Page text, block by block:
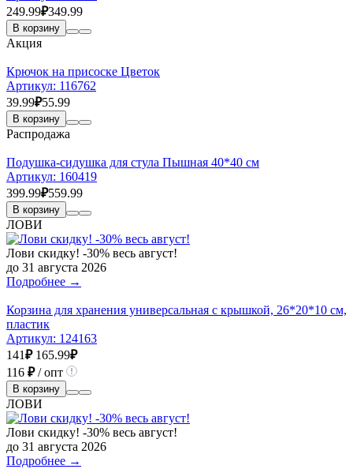
249.99₽349.99
В корзину
Акция
Крючок на присоске Цветок
Артикул: 116762
39.99₽55.99
В корзину
Распродажа
Подушка-сидушка для стула Пышная 40*40 см
Артикул: 160419
399.99₽559.99
В корзину
ЛОВИ
Лови скидку! -30% весь август!
до 31 августа 2026
Подробнее →
Корзина для хранения универсальная с крышкой, 26*20*10 см,
пластик
Артикул: 124163
141₽ 165.99₽
116 ₽/ опт
В корзину
ЛОВИ
Лови скидку! -30% весь август!
до 31 августа 2026
Подробнее →